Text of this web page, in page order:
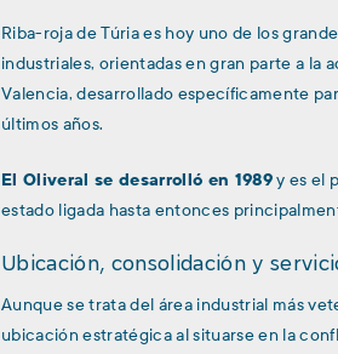
Riba-roja de Túria es hoy uno de los
industriales, orientadas en gran parte a la
Valencia, desarrollado específicamente
últimos años.
El Oliveral se desarrolló en 1989y es el
estado ligada hasta entonces
Ubicación, consolidación y
Aunque se trata del área industrial más
ubicación estratégica al situarse en la